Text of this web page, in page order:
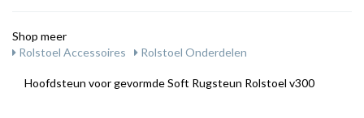
Shop meer
Rolstoel Accessoires
Rolstoel Onderdelen
Hoofdsteun voor gevormde Soft Rugsteun Rolstoel v300